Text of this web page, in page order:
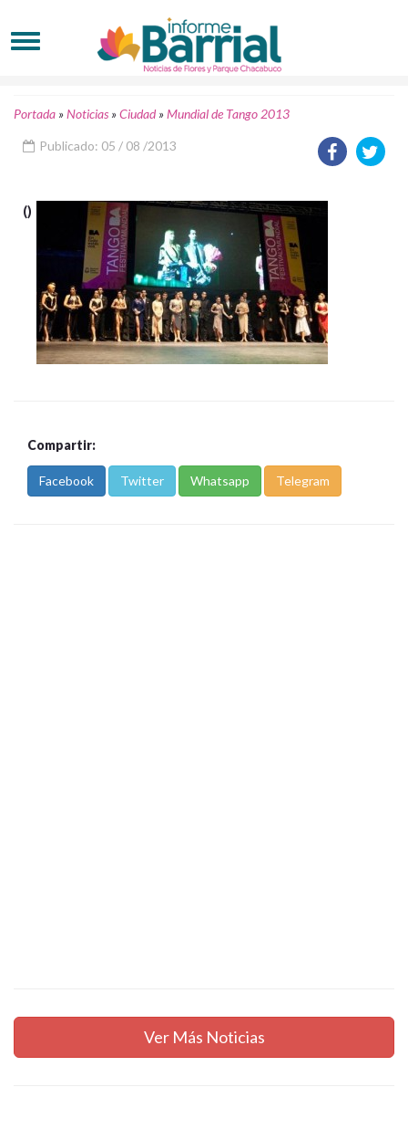
Portada »Noticias »Ciudad»Mundial de Tango 2013
Publicado: 05 / 08 /2013
()
Compartir:
Facebook Twitter Whatsapp Telegram
Ver Más Noticias